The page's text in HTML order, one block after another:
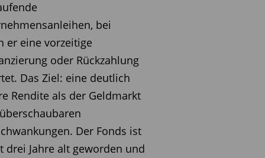
bei
er eine vorzeitige
oder Rückzahlung
Das Ziel: eine deutlich
Rendite als der Geldmarkt
Der Fonds ist
drei Jahre alt geworden und